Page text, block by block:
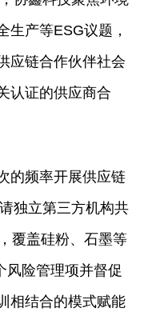
生产等ESG议题，
应链合作伙伴社会
认证的供应商合
频率开展供应链
独立第三方机构共
覆盖硅粉、石墨等
风险管理项并督促
相结合的模式赋能